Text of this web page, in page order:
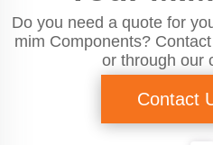
Do you need a quote for
mim Components?
or through our
Contact